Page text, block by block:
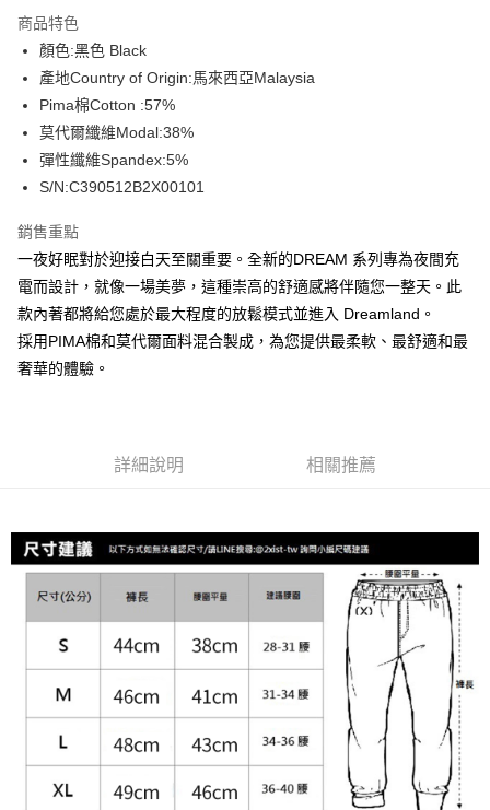
合作金庫商業銀行
華南商業銀行
上海商業儲蓄銀行
台北富邦商業銀行
國泰世華商業銀行
臺灣中小企業銀行
匯豐（台灣）商業銀行
聯邦商業銀行
元大商業銀行
台新國際商業銀行
台灣樂天信用卡公司
超商取貨付款
LINE Pay
Apple Pay
街口支付
全盈+PAY
AFTEE先享後付
相關說明
【關於「AFTEE先享後付」】
便利好安心！
【「AFTEE先享後付」結帳流程】
２．訂單成立數日內，您將收到繳費通知簡訊。
３．收到繳費通知簡訊後14天內，點擊此簡訊中的連結，可透過四大超商／
ATM／網路銀行／等多元方式進行付款，方視為交易完成。
※ 請注意：結帳手續完成當下不需立刻繳費，但若您需要取消訂單，請聯絡
購買商品的店家。未經商家同意取消之訂單仍視為有效，需透過AFTEE先享
※ 交易是否成功請以「AFTEE先享後付 」之結帳頁面顯示為準，若有關於
是否繳費成功／繳費後需取消欲退款等相關疑問，請聯繫「AFTEE先享後付
客戶支援中心」https://netprotections.freshdesk.com/support/home
１．透過由恩沛科技股份有限公司提供之「AFTEE先享後付」服務完成之交
易，需依本服務之必要範圍內提供個人資料，並將交易相關給付款項請求債
權轉讓予恩沛科技股份有限公司。
ATM付款
每筆NT$80，滿NT$1,200(含以上)免運費
每筆NT$80，滿NT$1,200(含以上)免運費
付款後7-11取貨
宅配
每筆NT$85，滿NT$1,200(含以上)免運費
澎湖、金門、馬祖、小琉球、綠島、蘭嶼(郵局配送)
商品特色
顏色:黑色 Black
產地Country of Origin:馬來西亞Malaysia
Pima棉Cotton :57%
莫代爾纖維Modal:38%
彈性纖維Spandex:5%
S/N:C390512B2X00101
銷售重點
一夜好眠對於迎接白天至關重要。全新的DREAM 系列專為夜間充
電而設計，就像一場美夢，這種崇高的舒適感將伴隨您一整天。此
款內著都將給您處於最大程度的放鬆模式並進入 Dreamland。
採用PIMA棉和莫代爾面料混合製成，為您提供最柔軟、最舒適和最
奢華的體驗。
詳細說明 相關推薦